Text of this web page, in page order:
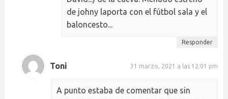
de johny laporta con el fútbol sala y el
baloncesto...
Responder
Toni 31 marzo, 2021 a las 12:01 pm
A punto estaba de comentar que sin